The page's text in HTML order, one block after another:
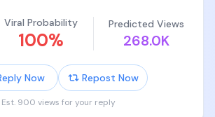
问题是，目前的骗局太简单就被我这种人
全不会有任何人上当受骗。
电这个东西，本质是boolean algebra，就
，布尔代数这个层级，是design-driven的
合直觉，你设计一个寄存器，就像设计一
样，这是符合人类对于功能导向、设计导
妈要明白，这个层级只到了基本门电路，
Viral Probability
100%
Predicted Views
268.0K
Now Repost Now
Est. 900 views for your reply